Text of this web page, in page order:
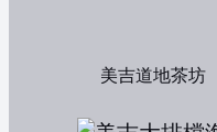
美吉道地茶坊